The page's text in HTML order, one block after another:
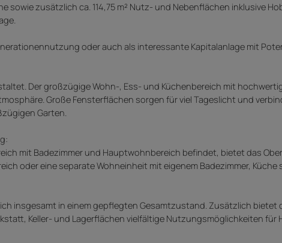
sowie zusätzlich ca. 114,75 m² Nutz- und Nebenflächen inklusive
oder auch als interessante Kapitalanlage mit
Der großzügige Wohn-, Ess- und Küchenbereich mit
Große Fensterflächen sorgen für viel Tageslicht und
Garten.
mit Badezimmer und Hauptwohnbereich befindet, bietet das
oder eine separate Wohneinheit mit eigenem Badezimmer, Küche
insgesamt in einem gepflegten Gesamtzustand. Zusätzlich bietet
Keller- und Lagerflächen vielfältige Nutzungsmöglichkeiten für